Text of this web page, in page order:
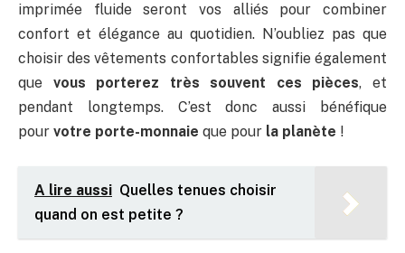
imprimée fluide seront vos alliés pour combiner
confort et élégance au quotidien. N’oubliez pas que
choisir des vêtements confortables signifie également
que vous porterez très souvent ces pièces, et
pendant longtemps. C’est donc aussi bénéfique
pour votre porte-monnaie que pour la planète !
A lire aussi Quelles tenues choisir
quand on est petite ?